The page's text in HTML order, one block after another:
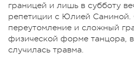
границей и лишь в субботу
репетиции с Юлией Саниной.
переутомление и сложный
физической форме танцора,
случилась травма.